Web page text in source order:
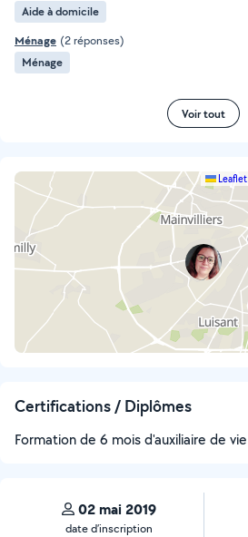
Aide à domicile
Ménage (2 réponses)
Ménage
Voir tout
Leaflet
Certifications / Diplômes
Formation de 6 mois d'auxiliaire de vie
02 mai 2019
date d’inscription